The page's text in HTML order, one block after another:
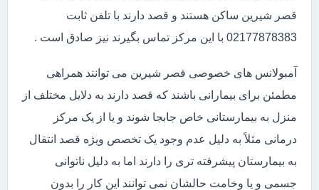
قصر شیرین ساکن هستند و قصد دارند با تلفن ثابت
02177878383 با این مرکز تماس بگیرند نیز صادق است .
آمبولانس های خصوصی قصر شیرین می توانند همراهی
مطمئن برای بیمارانی باشند که قصد دارند به دلایل مختلف از
منزل به بیمارستانی خاص جابجا شوند و یا از یک مرکز
درمانی مثلاً به دلیل عدم وجود یک تخصص ویژه قصد انتقال
به بیمارستان پیشرفته تری را دارند اما به دلیل ناتوانی
جسمی و یا وخامت حالشان نمی توانند این کار را بدون